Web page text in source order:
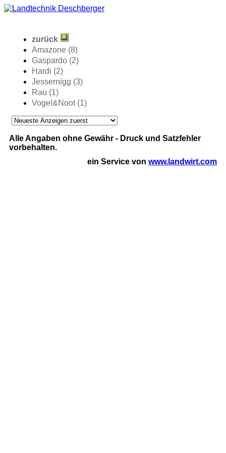
zurück
Amazone (8)
Gaspardo (2)
Hardi (2)
Jessernigg (3)
Rau (1)
Vogel&Noot (1)
Alle Angaben ohne Gewähr - Druck und Satzfehler
vorbehalten.
ein Service von www.landwirt.com